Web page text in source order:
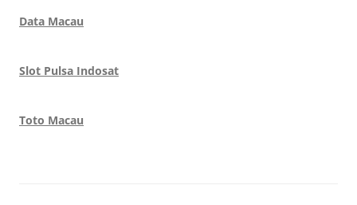
Data Macau
Slot Pulsa Indosat
Toto Macau